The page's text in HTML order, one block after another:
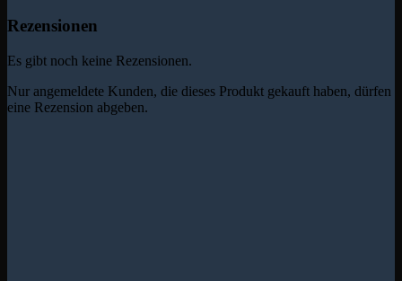
Rezensionen
Es gibt noch keine Rezensionen.
Nur angemeldete Kunden, die dieses Produkt gekauft haben, dürfen
eine Rezension abgeben.